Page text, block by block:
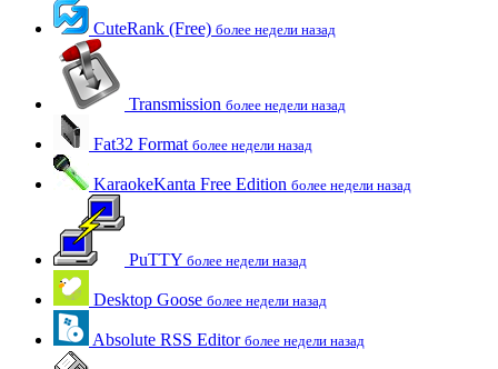
CuteRank (Free) более недели назад
Transmission более недели назад
Fat32 Format более недели назад
KaraokeKanta Free Edition более недели назад
PuTTY более недели назад
Desktop Goose более недели назад
Absolute RSS Editor более недели назад